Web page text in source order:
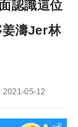
認識這位
濤Jer林
Post
2021-05-12